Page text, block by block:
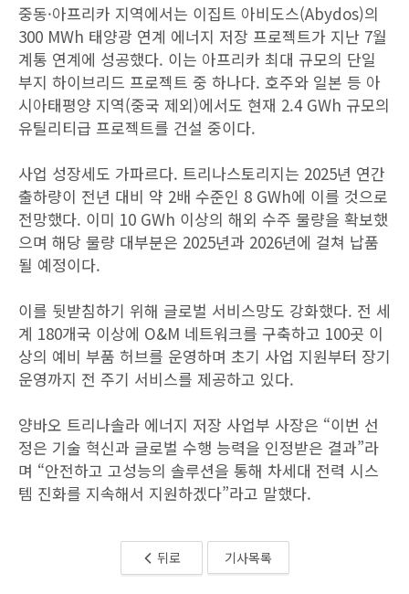
중동·아프리카 지역에서는 이집트 아비도스(Abydos)의
300 MWh 태양광 연계 에너지 저장 프로젝트가 지난 7월
계통 연계에 성공했다. 이는 아프리카 최대 규모의 단일
부지 하이브리드 프로젝트 중 하나다. 호주와 일본 등 아
시아태평양 지역(중국 제외)에서도 현재 2.4 GWh 규모의
유틸리티급 프로젝트를 건설 중이다.
사업 성장세도 가파르다. 트리나스토리지는 2025년 연간
출하량이 전년 대비 약 2배 수준인 8 GWh에 이를 것으로
전망했다. 이미 10 GWh 이상의 해외 수주 물량을 확보했
으며 해당 물량 대부분은 2025년과 2026년에 걸쳐 납품
될 예정이다.
이를 뒷받침하기 위해 글로벌 서비스망도 강화했다. 전 세
계 180개국 이상에 O&M 네트워크를 구축하고 100곳 이
상의 예비 부품 허브를 운영하며 초기 사업 지원부터 장기
운영까지 전 주기 서비스를 제공하고 있다.
양바오 트리나솔라 에너지 저장 사업부 사장은 “이번 선
정은 기술 혁신과 글로벌 수행 능력을 인정받은 결과”라
며 “안전하고 고성능의 솔루션을 통해 차세대 전력 시스
템 진화를 지속해서 지원하겠다”라고 말했다.
뒤로 기사목록